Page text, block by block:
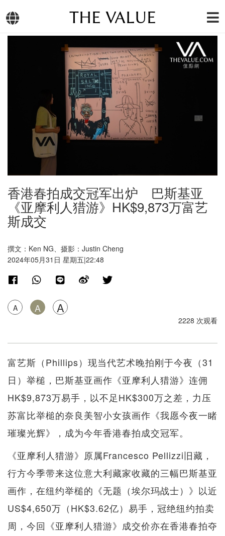
THE VALUE
香港春拍成交冠军出炉 巴斯基亚
《亚摩利人猎游》HK$9,873万富艺
斯成交
撰文：Ken NG、摄影：Justin Cheng
2024年05月31日 星期五|22:48
A A A
2228 次观看
富艺斯（Phillips）现当代艺术晚拍刚于今夜（31
日）举槌，巴斯基亚画作《亚摩利人猎游》连佣
HK$9,873万易手，以不足HK$300万之差，力压
苏富比举槌的奈良美智小女孩画作《我愿今夜一睹
璀璨光辉》，成为今年香港春拍成交冠军。
《亚摩利人猎游》原属Francesco Pellizzi旧藏，
行方今季带来这位意大利藏家收藏的三幅巴斯基亚
画作，在纽约举槌的《无题（埃尔玛战士）》以近
US$4,650万（HK$3.62亿）易手，冠绝纽约拍卖
周，今回《亚摩利人猎游》成交价亦在香港春拍夺